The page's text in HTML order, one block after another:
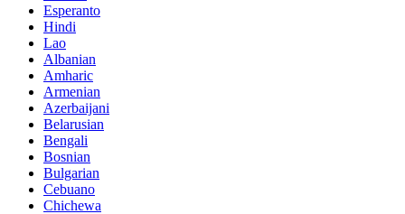
Esperanto
Hindi
Lao
Albanian
Amharic
Armenian
Azerbaijani
Belarusian
Bengali
Bosnian
Bulgarian
Cebuano
Chichewa